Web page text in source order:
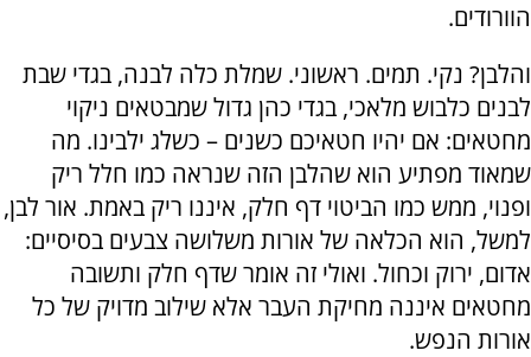
הוורודים.
והלבן? נקי. תמים. ראשוני. שמלת כלה לבנה, בגדי שבת
לבנים כלבוש מלאכי, בגדי כהן גדול שמבטאים ניקוי
מחטאים: אם יהיו חטאיכם כשנים – כשלג ילבינו. מה
שמאוד מפתיע הוא שהלבן הזה שנראה כמו חלל ריק
ופנוי, ממש כמו הביטוי דף חלק, איננו ריק באמת. אור לבן,
למשל, הוא הכלאה של אורות משלושה צבעים בסיסיים:
אדום, ירוק וכחול. ואולי זה אומר שדף חלק ותשובה
מחטאים איננה מחיקת העבר אלא שילוב מדויק של כל
אורות הנפש.